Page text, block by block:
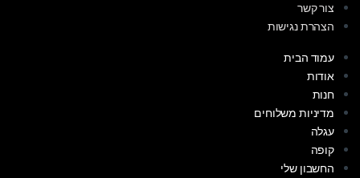
צור קשר
הצהרת נגישות
עמוד הבית
אודות
חנות
מדיניות משלוחים
עגלה
קופה
החשבון שלי